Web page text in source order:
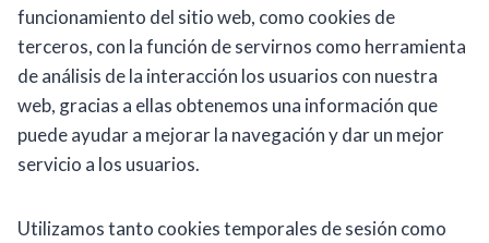
funcionamiento del sitio web, como cookies de
terceros, con la función de servirnos como herramienta
de análisis de la interacción los usuarios con nuestra
web, gracias a ellas obtenemos una información que
puede ayudar a mejorar la navegación y dar un mejor
servicio a los usuarios.
Utilizamos tanto cookies temporales de sesión como